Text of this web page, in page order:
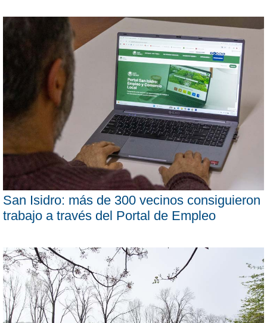
San Isidro: más de 300 vecinos consiguieron
trabajo a través del Portal de Empleo